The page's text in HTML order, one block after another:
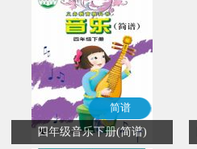
简谱
四年级音乐下册(简谱)